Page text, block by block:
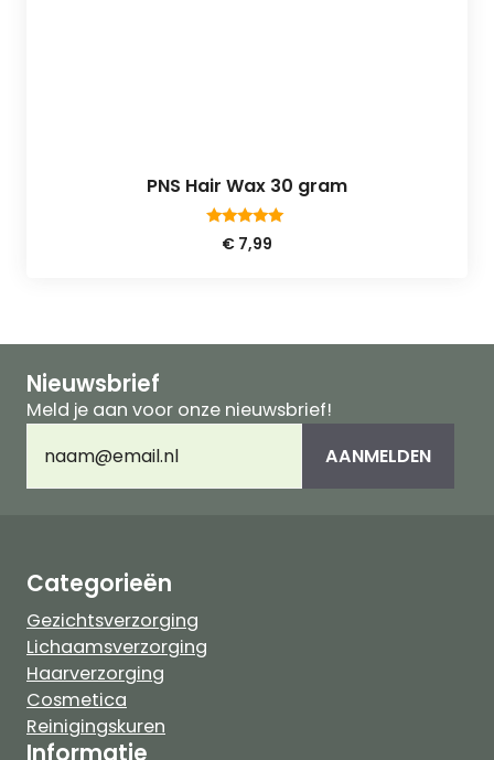
PNS Hair Wax 30 gram
5.00
van 5
€ 7,99
Nieuwsbrief
Meld je aan voor onze nieuwsbrief!
mailadres(Vereist) AANMELDEN
Categorieën
Gezichtsverzorging
Lichaamsverzorging
Haarverzorging
Cosmetica
Reinigingskuren
Informatie